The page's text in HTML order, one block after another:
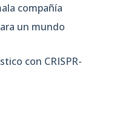
compañía
un mundo
con CRISPR-